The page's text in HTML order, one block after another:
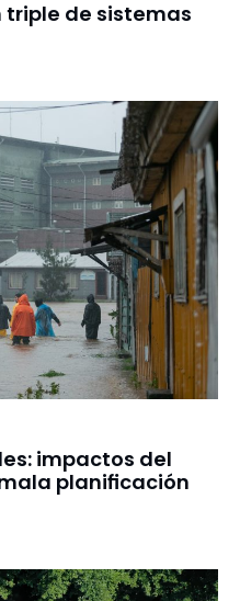
de sistemas
impactos del
planificación